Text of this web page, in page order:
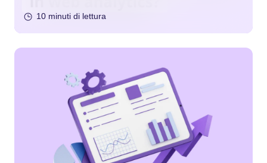
10 minuti di lettura